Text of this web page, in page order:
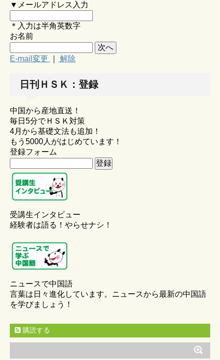
▼メールアドレス入力
＊入力は半角英数字
お名前
E-mail変更 解除
日刊ＨＳＫ：登録
中国から産地直送！
毎日5分でＨＳＫ対策
4月から基礎文法も追加！
もう5000人がはじめています！
登録フォーム
受講生インタビュー
経験者は語る！やらせナシ！
ニュースで中国語
言葉は日々進化しています。ニュースから最新の中国語
を学びましょう！
購読する